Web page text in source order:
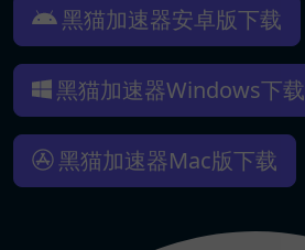
黑猫加速器安卓版下载
黑猫加速器Windows下载
黑猫加速器Mac版下载